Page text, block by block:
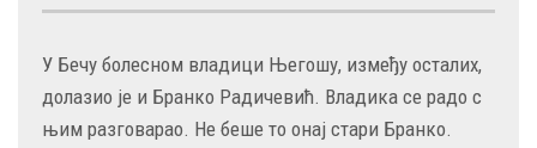
У Бечу болесном владици Његошу, између осталих,
долазио је и Бранко Радичевић. Владика се радо с
њим разговарао. Не беше то онај стари Бранко.